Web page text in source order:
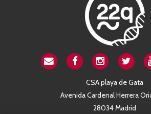
CSA playa de Gata
Avenida Cardenal Herrera
28034 Madrid